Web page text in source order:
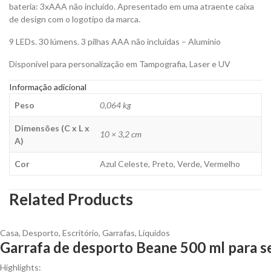
bateria: 3xAAA não incluído. Apresentado em uma atraente caixa
de design com o logotipo da marca.
9 LEDs. 30 lúmens. 3 pilhas AAA não incluídas – Alumínio
Disponível para personalização em Tampografia, Laser e UV
Informação adicional
Peso
0,064 kg
Dimensões (C x L x
A)
10 × 3,2 cm
Cor Azul Celeste, Preto, Verde, Vermelho
Related Products
Casa, Desporto, Escritório, Garrafas, Líquidos
Garrafa de desporto Beane 500 ml para
Highlights: